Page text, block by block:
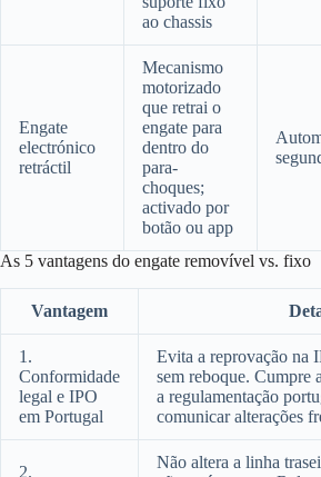
ao chassis
Engate
electrónico
retráctil
Mecanismo
motorizado
que retrai o
engate para
dentro do
para-
choques;
activado por
botão ou app
As 5 vantagens do engate removível vs. fixo
Vantagem
1.
Conformidade
legal e IPO
em Portugal
Evita a reprovação na
sem reboque. Cumpre
a regulamentação
comunicar alterações
2.
Não altera a linha